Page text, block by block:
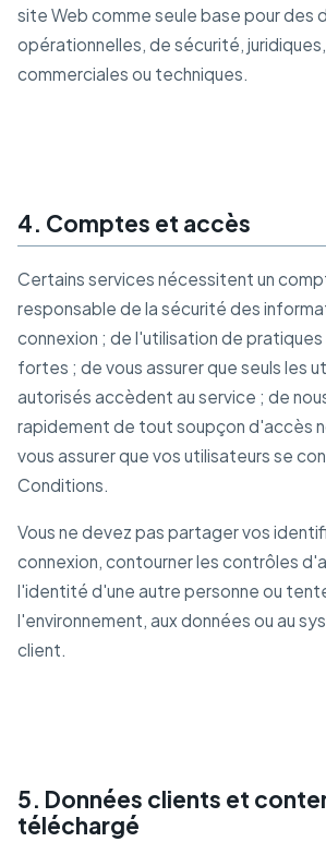
site Web comme seule base pour des
opérationnelles, de sécurité,
commerciales ou techniques.
4. Comptes et accès
Certains services nécessitent un
responsable de la sécurité des
connexion ; de l'utilisation de
fortes ; de vous assurer que seuls les
autorisés accèdent au service ; de
rapidement de tout soupçon d'accès
vous assurer que vos utilisateurs se
Conditions.
Vous ne devez pas partager vos
connexion, contourner les contrôles
l'identité d'une autre personne ou
l'environnement, aux données ou au
client.
5. Données clients et
téléchargé